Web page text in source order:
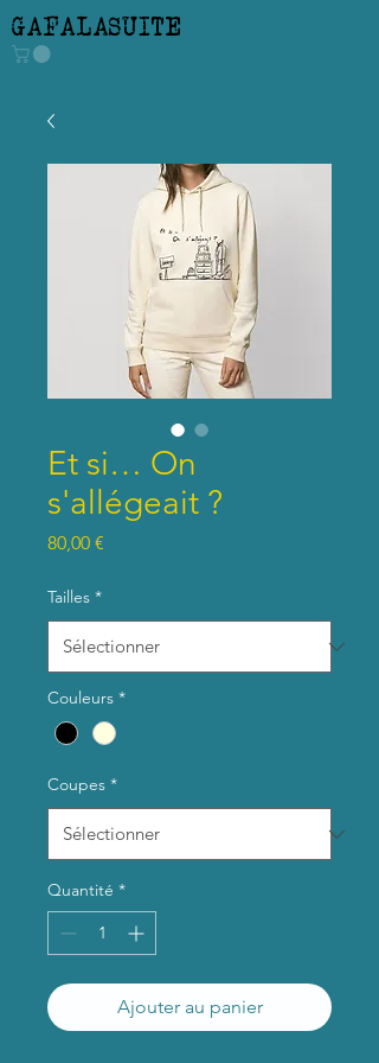
GAFALASUITE
Et si… On
s'allégeait ?
80,00 €
Tailles *
Couleurs *
Coupes *
Quantité *
Ajouter au panier